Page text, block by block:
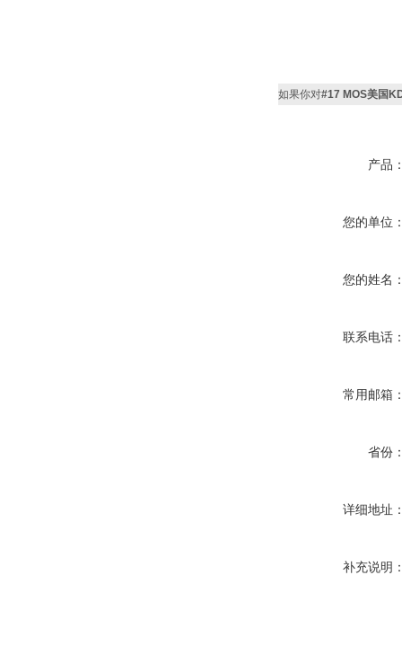
如果你对#17 MOS美国
产品
您的单位
您的姓名
联系电话
常用邮箱
省份
详细地址
补充说明